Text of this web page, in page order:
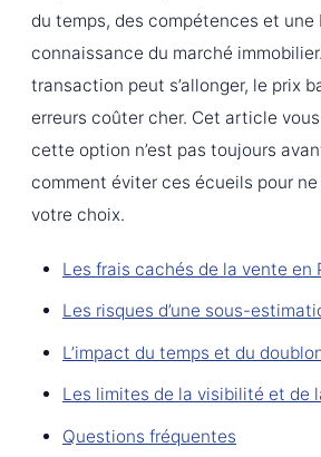
du temps, des compétences et une
connaissance du marché
transaction peut s’allonger, le prix
erreurs coûter cher. Cet article
cette option n’est pas toujours
comment éviter ces écueils pour
votre choix.
Les frais cachés de la vente en
Les risques d’une sous-
L’impact du temps et du
Les limites de la visibilité et de
Questions fréquentes